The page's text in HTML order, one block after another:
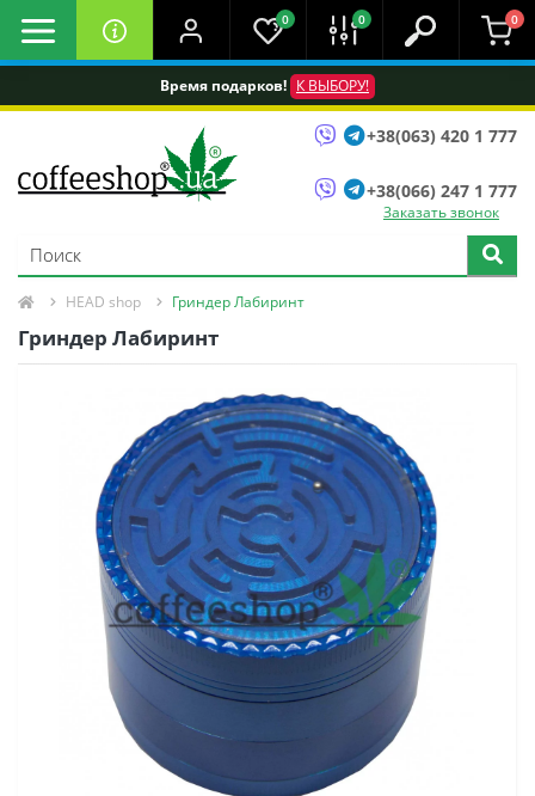
Время подарков! К ВЫБОРУ!
0 0 0
+38(063) 420 1 777
+38(066) 247 1 777
Заказать звонок
HEAD shop Гриндер Лабиринт
Гриндер Лабиринт